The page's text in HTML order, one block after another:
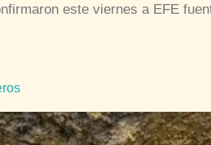
este viernes a EFE